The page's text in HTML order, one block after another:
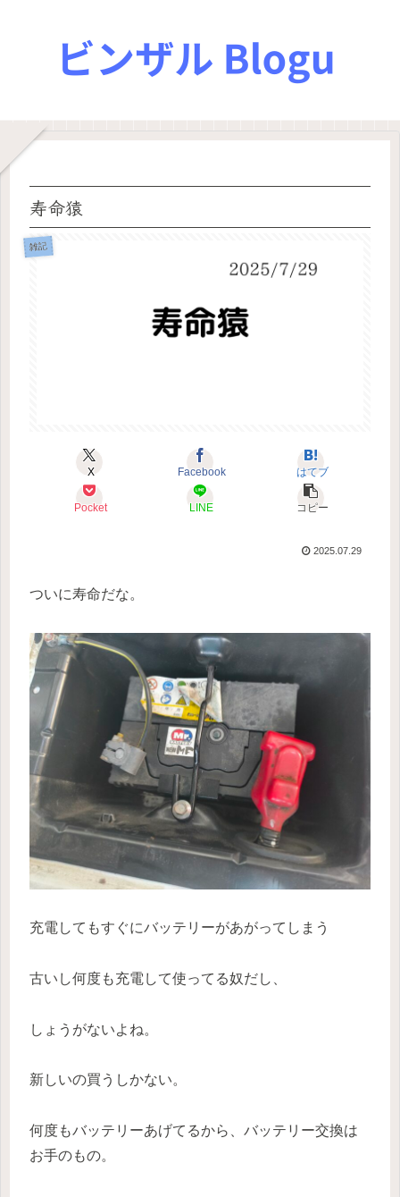
寿命猿
雑記
X Facebook はてブ
Pocket LINE コピー
2025.07.29
ついに寿命だな。
充電してもすぐにバッテリーがあがってしまう
古いし何度も充電して使ってる奴だし、
しょうがないよね。
新しいの買うしかない。
何度もバッテリーあげてるから、バッテリー交換は
お手のもの。